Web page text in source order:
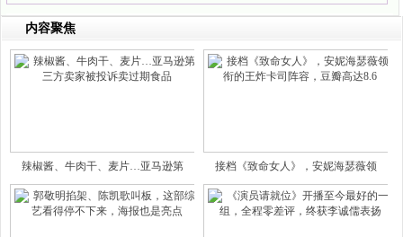
夺冠
内容聚焦
辣椒酱、牛肉干、麦片…亚马逊第 接档《致命女人》，安妮海瑟薇领